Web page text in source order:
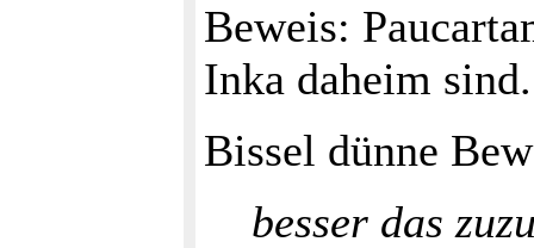
Beweis:
Inka daheim sind.
Bissel dünne
besser das